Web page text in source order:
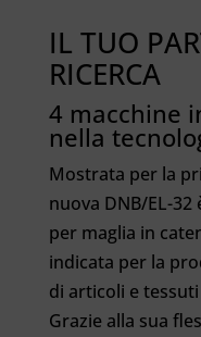
IL TUO
RICERCA
4 macchine
nella
Mostrata per la
nuova DNB/EL-
per maglia in
indicata per la
di articoli e
Grazie alla sua